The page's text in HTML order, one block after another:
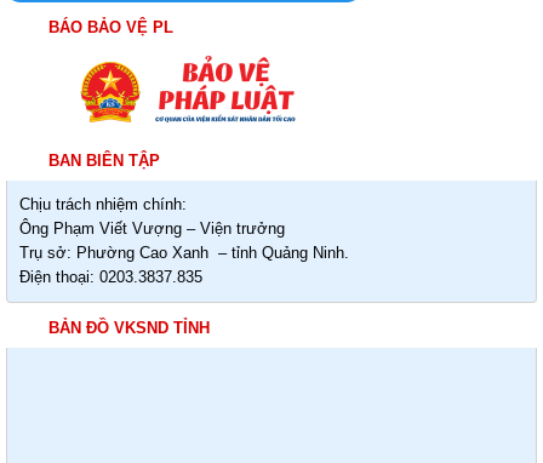
BÁO BẢO VỆ PL
BAN BIÊN TẬP
Chịu trách nhiệm chính:
Ông Phạm Viết Vượng – Viện trưởng
Trụ sở: Phường Cao Xanh – tỉnh Quảng Ninh.
Điện thoại: 0203.3837.835
BẢN ĐỒ VKSND TỈNH